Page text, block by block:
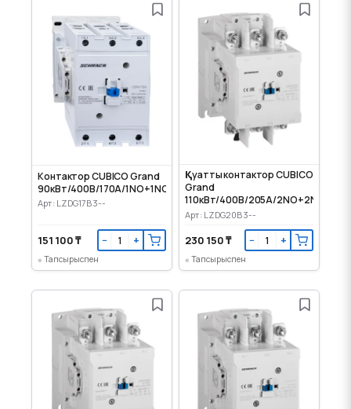
Контактор CUBICO Grand
90кВт/400В/170А/1NO+1NC/230VAC
Арт: LZDG17B3--
151 100 ₸ − +
Тапсырыспен
Қуатты контактор CUBICO
Grand
110кВт/400В/205A/2NO+2NC/
Арт: LZDG20B3--
230 150 ₸ − +
Тапсырыспен